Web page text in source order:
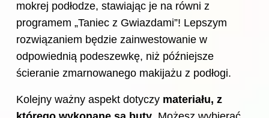
mokrej podłodze, stawiając je na równi z
programem „Taniec z Gwiazdami”! Lepszym
rozwiązaniem będzie zainwestowanie w
odpowiednią podeszewkę, niż późniejsze
ścieranie zmarnowanego makijażu z podłogi.
Kolejny ważny aspekt dotyczy materiału, z